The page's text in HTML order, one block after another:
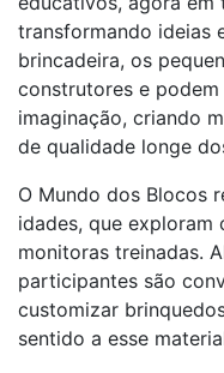
transformando ideias
brincadeira, os
construtores e
imaginação, criando
de qualidade longe
O Mundo dos Blocos
idades, que
monitoras treinadas.
participantes são
customizar
sentido a esse